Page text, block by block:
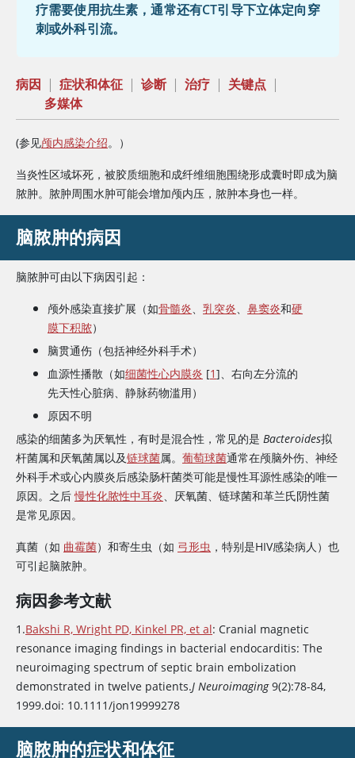
疗需要使用抗生素，通常还有CT引导下立体定向穿
刺或外科引流。
病因 | 症状和体征 | 诊断 | 治疗 | 关键点 |
多媒体
(参见颅内感染介绍。）
当炎性区域坏死，被胶质细胞和成纤维细胞围绕形成囊时即成为脑
脓肿。脓肿周围水肿可能会增加颅内压，脓肿本身也一样。
脑脓肿的病因
脑脓肿可由以下病因引起：
颅外感染直接扩展（如骨髓炎、 乳突炎、 鼻窦炎和硬
膜下积脓）
脑贯通伤（包括神经外科手术）
血源性播散（如细菌性心内膜炎 [1]、右向左分流的
先天性心脏病、静脉药物滥用）
原因不明
感染的细菌多为厌氧性，有时是混合性，常见的是 Bacteroides拟
杆菌属和厌氧菌属以及链球菌属。 葡萄球菌通常在颅脑外伤、神经
外科手术或心内膜炎后感染肠杆菌类可能是慢性耳源性感染的唯一
原因。之后慢性化脓性中耳炎、厌氧菌、链球菌和革兰氏阴性菌
是常见原因。
真菌（如 曲霉菌）和寄生虫（如 弓形虫 ，特别是HIV感染病人）也
可引起脑脓肿。
病因参考文献
1.Bakshi R, Wright PD, Kinkel PR, et al: Cranial magnetic
resonance imaging findings in bacterial endocarditis: The
neuroimaging spectrum of septic brain embolization
demonstrated in twelve patients.J Neuroimaging9(2):78-84,
1999.doi: 10.1111/jon19999278
脑脓肿的症状和体征